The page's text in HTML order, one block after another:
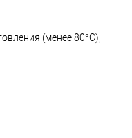
(менее 80°C),